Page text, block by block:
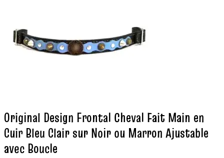
Original Design Frontal Cheval Fait Main en
Cuir Bleu Clair sur Noir ou Marron Ajustable
avec Boucle